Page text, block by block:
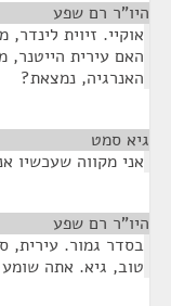
היו"ר רם שפע
אוקיי. זיוית
האם עירית הייטנר,
האנרגיה, נמצאת?
גיא סמט
אני מקווה שעכשיו
היו"ר רם שפע
בסדר גמור. עירית,
טוב, גיא. אתה שומע